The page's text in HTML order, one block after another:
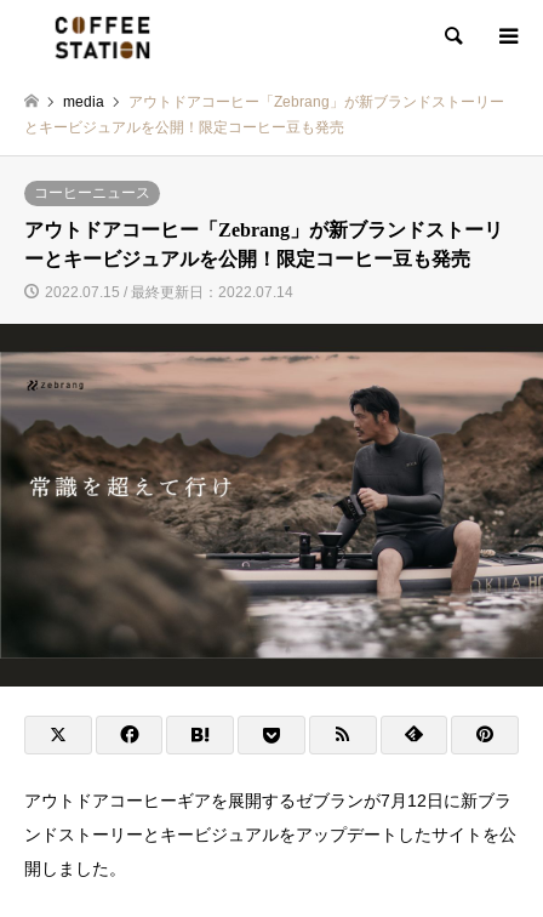
検索
media
アウトドアコーヒー「Zebrang」が新ブランドストーリー
とキービジュアルを公開！限定コーヒー豆も発売
コーヒーニュース
アウトドアコーヒー「Zebrang」が新ブランドストーリ
ーとキービジュアルを公開！限定コーヒー豆も発売
2022.07.15 / 最終更新日：2022.07.14
アウトドアコーヒーギアを展開するゼブランが7月12日に新ブラ
ンドストーリーとキービジュアルをアップデートしたサイトを公
開しました。